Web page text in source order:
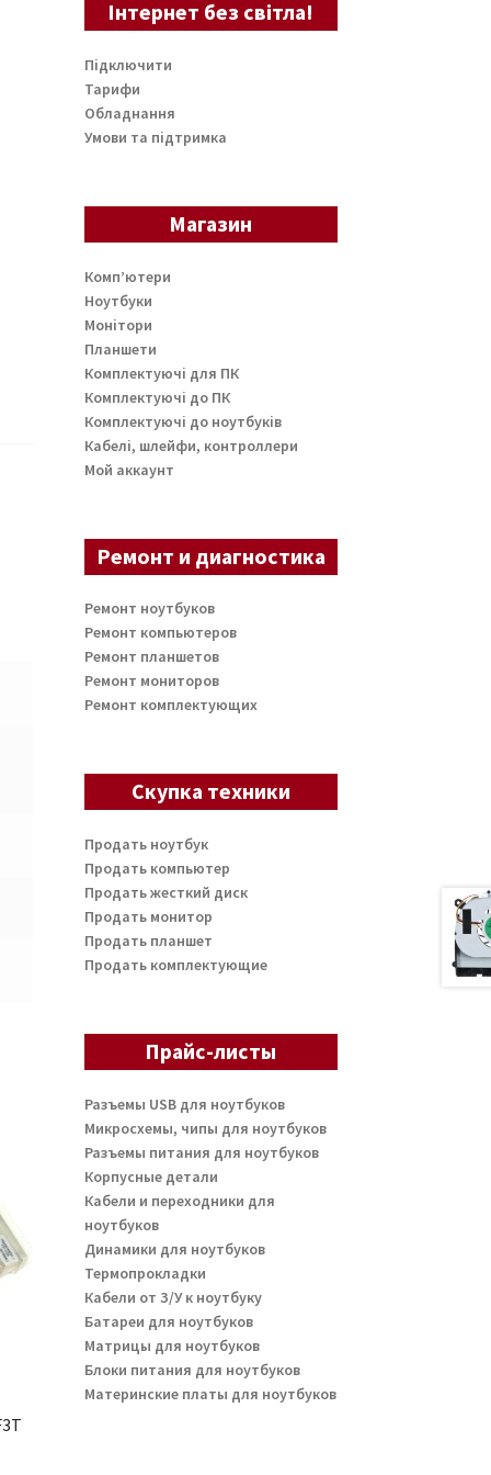
Інтернет без світла!
Підключити
Тарифи
Обладнання
Умови та підтримка
Магазин
Комп’ютери
Ноутбуки
Монітори
Планшети
Комплектуючі для ПК
Комплектуючі до ПК
Комплектуючі до ноутбуків
Кабелі, шлейфи, контроллери
Мой аккаунт
Ремонт и диагностика
Ремонт ноутбуков
Ремонт компьютеров
Ремонт планшетов
Ремонт мониторов
Ремонт комплектующих
Скупка техники
Продать ноутбук
Продать компьютер
Продать жесткий диск
Продать монитор
Продать планшет
Продать комплектующие
Прайс-листы
Разъемы USB для ноутбуков
Микросхемы, чипы для ноутбуков
Разъемы питания для ноутбуков
Корпусные детали
Кабели и переходники для
ноутбуков
Динамики для ноутбуков
Термопрокладки
Кабели от З/У к ноутбуку
Батареи для ноутбуков
Матрицы для ноутбуков
Блоки питания для ноутбуков
Материнские платы для ноутбуков